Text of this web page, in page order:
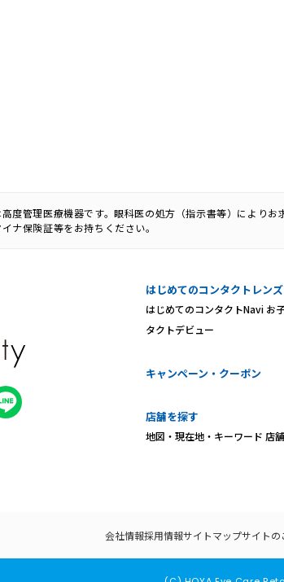
度管理医療機器です。眼科医の処方（指示書等）によりお
ナ保険証等をお持ちください。
はじめてのコンタクトレンズ
はじめてのコンタクトNavi お
タクトデビュー
キャンペーン・クーポン
店舗を探す
地図・現在地・キーワード 店
会社情報採用情報サイトマップサイトの